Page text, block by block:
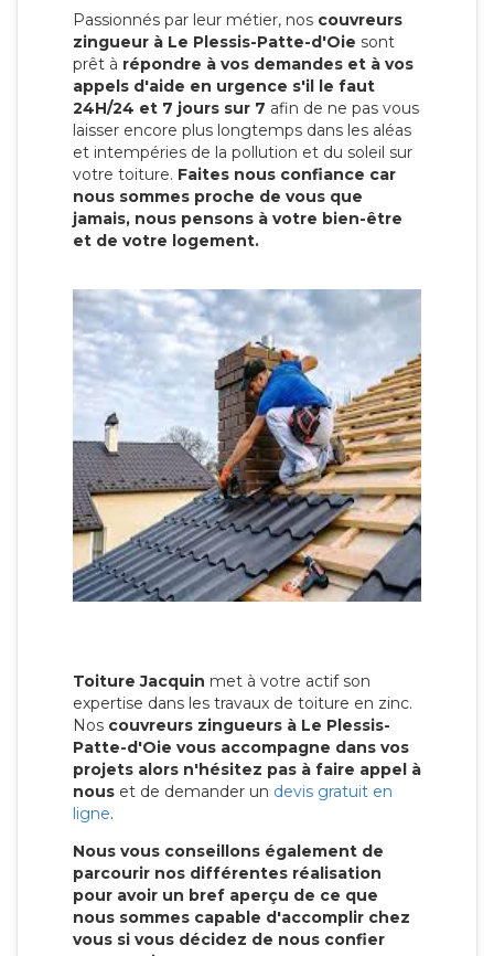
Passionnés par leur métier, nos couvreurs
zingueur à Le Plessis-Patte-d'Oie sont
prêt à répondre à vos demandes et à vos
appels d'aide en urgence s'il le faut
24H/24 et 7 jours sur 7 afin de ne pas vous
laisser encore plus longtemps dans les aléas
et intempéries de la pollution et du soleil sur
votre toiture. Faites nous confiance car
nous sommes proche de vous que
jamais, nous pensons à votre bien-être
et de votre logement.
Toiture Jacquin met à votre actif son
expertise dans les travaux de toiture en zinc.
Nos couvreurs zingueurs à Le Plessis-
Patte-d'Oie vous accompagne dans vos
projets alors n'hésitez pas à faire appel à
nous et de demander un devis gratuit en
ligne.
Nous vous conseillons également de
parcourir nos différentes réalisation
pour avoir un bref aperçu de ce que
nous sommes capable d'accomplir chez
vous si vous décidez de nous confier